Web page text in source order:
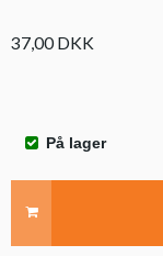
37,00 DKK
På lager